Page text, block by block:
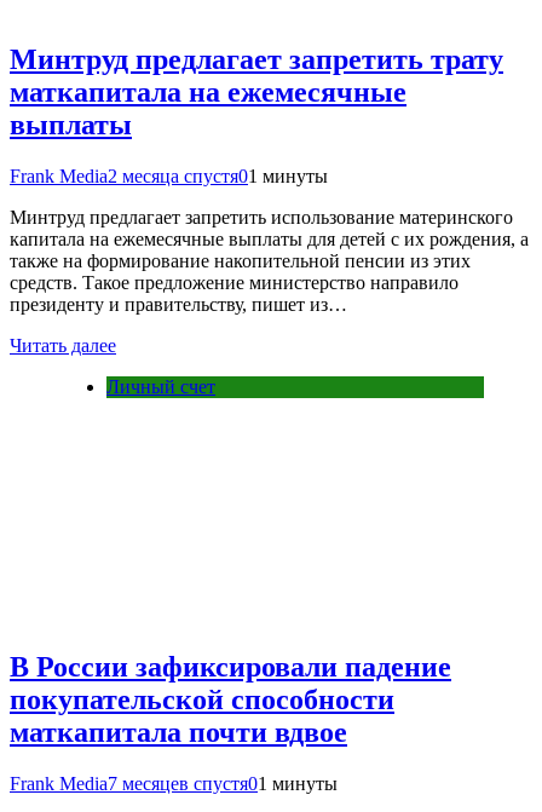
Минтруд предлагает запретить трату
маткапитала на ежемесячные
выплаты
Frank Media2 месяца спустя01 минуты
Минтруд предлагает запретить использование материнского
капитала на ежемесячные выплаты для детей с их рождения, а
также на формирование накопительной пенсии из этих
средств. Такое предложение министерство направило
президенту и правительству, пишет из…
Читать далее
Личный счет
В России зафиксировали падение
покупательской способности
маткапитала почти вдвое
Frank Media7 месяцев спустя01 минуты